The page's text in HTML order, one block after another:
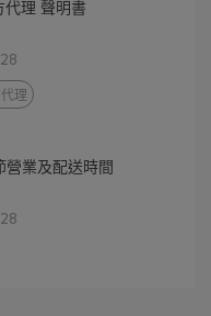
理 聲明書
理
營業及配送時間